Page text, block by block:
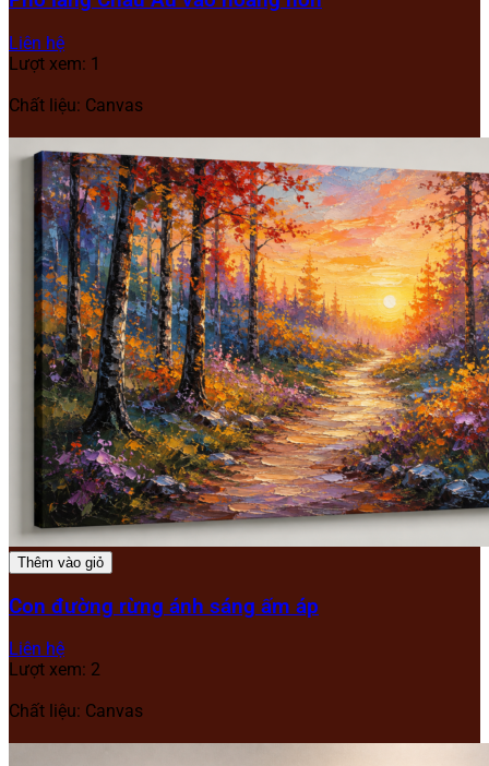
Liên hệ
Lượt xem: 1
Chất liệu: Canvas
Thêm vào giỏ
Con đường rừng ánh sáng ấm áp
Liên hệ
Lượt xem: 2
Chất liệu: Canvas